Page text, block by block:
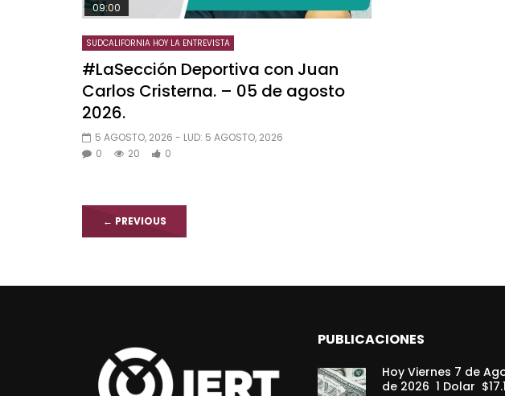
09:00
SUDCALIFORNIA HOY LA ENTREVISTA
#LaSección Deportiva con Juan
Carlos Cristerna. – 05 de agosto
2026.
5 AGOSTO, 2026 - LUD: 5 AGOSTO, 2026
0
20 0
← PREVIOUS
PUBLICACIONES
Hoy Viernes 7 de
de 2026 1 Dolar